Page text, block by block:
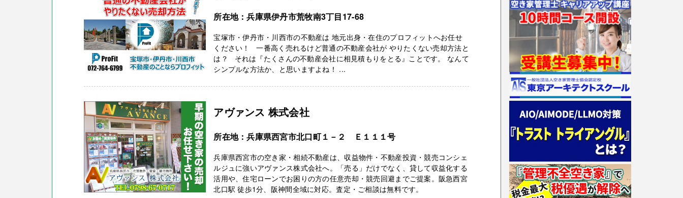
所在地：兵庫県伊丹市荒牧南3丁目17-68
宝塚市・伊丹市・川西市の不動産は 地元出身・在住のプロフィットへお任せ
ください！ 一番高く売れるけど普通の不動産会社が やりたくない売却方法と
は？ それは『たくさんの不動産会社に相見積もりをとる』ことです。 なんて
シンプルな方法か、と思いますよね！ ...
アヴァンス 株式会社
所在地：兵庫県西宮市北口町１－２ Ｅ１１１号
兵庫県西宮市の空き家・相続不動産は、収益物件・不動産投資・競売コンシェ
ルジュに強いアヴァンス株式会社へ。「売る」だけでなく、貸して収益化する
活用や、住宅ローンでお困りの方の任意売却・競売回避までご提案。阪急西宮
北口駅 徒歩1分、阪神間全域に対応。査定・ご相談は無料です。